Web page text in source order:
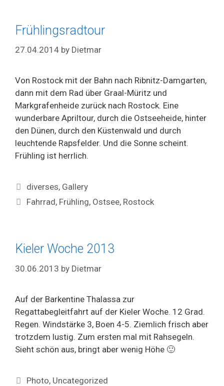
Frühlingsradtour
27.04.2014 by Dietmar
Von Rostock mit der Bahn nach Ribnitz-Damgarten,
dann mit dem Rad über Graal-Müritz und
Markgrafenheide zurück nach Rostock. Eine
wunderbare Apriltour, durch die Ostseeheide, hinter
den Dünen, durch den Küstenwald und durch
leuchtende Rapsfelder. Und die Sonne scheint.
Frühling ist herrlich.
Categories
diverses, Gallery
Tags
Fahrrad, Frühling, Ostsee, Rostock
Kieler Woche 2013
30.06.2013 by Dietmar
Auf der Barkentine Thalassa zur
Regattabegleitfahrt auf der Kieler Woche. 12 Grad.
Regen. Windstärke 3, Boen 4-5. Ziemlich frisch aber
trotzdem lustig. Zum ersten mal mit Rahsegeln.
Sieht schön aus, bringt aber wenig Höhe 🙂
Categories
Photo, Uncategorized